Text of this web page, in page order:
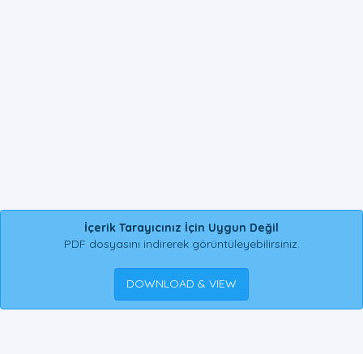
İçerik Tarayıcınız İçin Uygun Değil
PDF dosyasını indirerek görüntüleyebilirsiniz.
DOWNLOAD & VIEW